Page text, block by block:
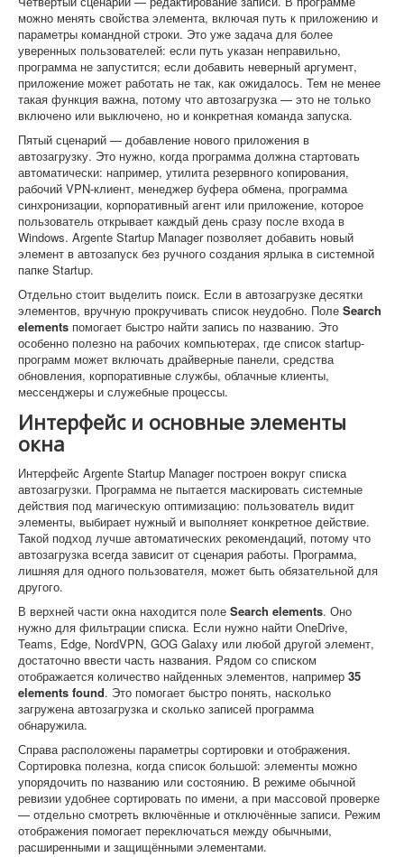
можно менять свойства элемента, включая путь к приложению и
параметры командной строки. Это уже задача для более
уверенных пользователей: если путь указан неправильно,
программа не запустится; если добавить неверный аргумент,
приложение может работать не так, как ожидалось. Тем не менее
такая функция важна, потому что автозагрузка — это не только
включено или выключено, но и конкретная команда запуска.
Пятый сценарий — добавление нового приложения в
автозагрузку. Это нужно, когда программа должна стартовать
автоматически: например, утилита резервного копирования,
рабочий VPN-клиент, менеджер буфера обмена, программа
синхронизации, корпоративный агент или приложение, которое
пользователь открывает каждый день сразу после входа в
Windows. Argente Startup Manager позволяет добавить новый
элемент в автозапуск без ручного создания ярлыка в системной
папке Startup.
Отдельно стоит выделить поиск. Если в автозагрузке десятки
элементов, вручную прокручивать список неудобно. Поле Search
elements помогает быстро найти запись по названию. Это
особенно полезно на рабочих компьютерах, где список startup-
программ может включать драйверные панели, средства
обновления, корпоративные службы, облачные клиенты,
мессенджеры и служебные процессы.
Интерфейс и основные элементы
окна
Интерфейс Argente Startup Manager построен вокруг списка
автозагрузки. Программа не пытается маскировать системные
действия под магическую оптимизацию: пользователь видит
элементы, выбирает нужный и выполняет конкретное действие.
Такой подход лучше автоматических рекомендаций, потому что
автозагрузка всегда зависит от сценария работы. Программа,
лишняя для одного пользователя, может быть обязательной для
другого.
В верхней части окна находится поле Search elements. Оно
нужно для фильтрации списка. Если нужно найти OneDrive,
Teams, Edge, NordVPN, GOG Galaxy или любой другой элемент,
достаточно ввести часть названия. Рядом со списком
отображается количество найденных элементов, например 35
elements found. Это помогает быстро понять, насколько
загружена автозагрузка и сколько записей программа
обнаружила.
Справа расположены параметры сортировки и отображения.
Сортировка полезна, когда список большой: элементы можно
упорядочить по названию или состоянию. В режиме обычной
ревизии удобнее сортировать по имени, а при массовой проверке
— отдельно смотреть включённые и отключённые записи. Режим
отображения помогает переключаться между обычными,
расширенными и защищёнными элементами.